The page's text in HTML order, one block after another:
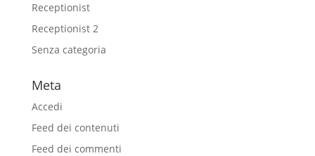
Receptionist
Receptionist 2
Senza categoria
Meta
Accedi
Feed dei contenuti
Feed dei commenti